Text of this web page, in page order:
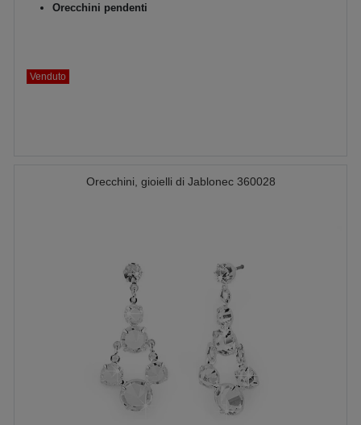
Orecchini pendenti
Venduto
Orecchini, gioielli di Jablonec 360028